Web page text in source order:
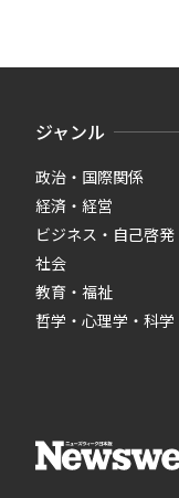
ジャンル
政治・国際関係
経済・経営
ビジネス・自己啓発
社会
教育・福祉
哲学・心理学・科学